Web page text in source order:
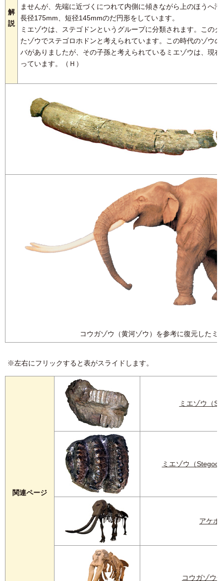
解
説
ませんが、先端に近づくにつれて内側に傾きながら上のほうへ
長径175mm、短径145mmのだ円形をしています。
ミエゾウは、ステゴドンというグループに分類されます。この
たゾウでステゴロホドンと考えられています。この時代のゾウ
バがありましたが、その子孫と考えられているミエゾウは、現
っています。
（Ｈ）
コウガゾウ（黄河ゾウ）を参考に復元したミ
※左右にフリックすると表がスライドします。
関連ページ
ミエゾウ（
ミエゾウ（
アケボ
コウガゾウ